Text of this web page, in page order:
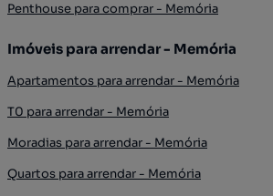
Penthouse para comprar - Memória
Imóveis para arrendar - Memória
Apartamentos para arrendar - Memória
T0 para arrendar - Memória
Moradias para arrendar - Memória
Quartos para arrendar - Memória